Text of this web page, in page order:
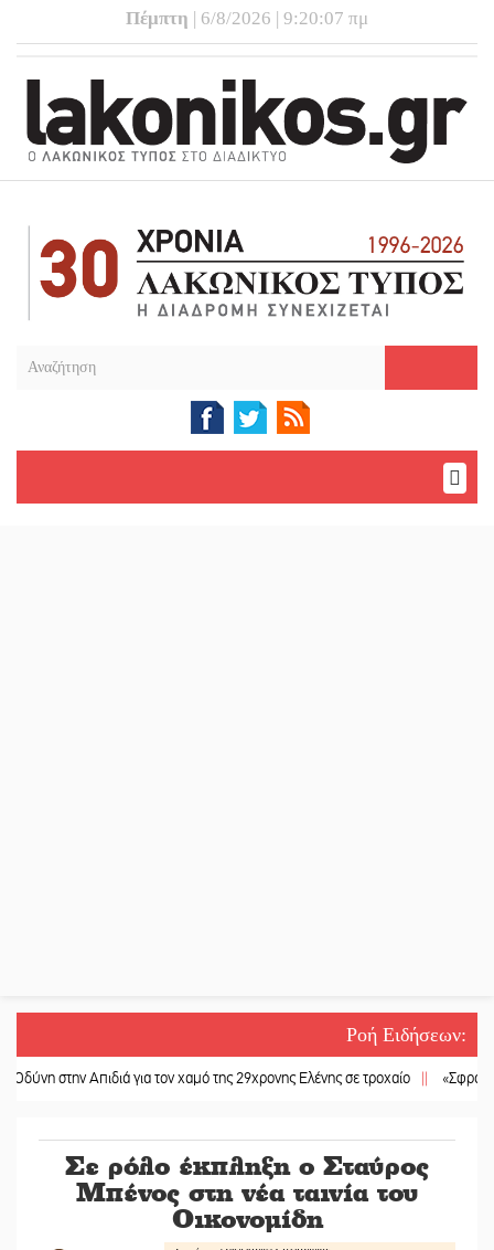
Πέμπτη | 6/8/2026 | 9:20:08 πμ
Ροή Ειδήσεων:
Απιδιά για τον χαμό της 29χρονης Ελένης σε τροχαίο || «Σφραγίδα»
Σε ρόλο έκπληξη ο Σταύρος
Μπένος στη νέα ταινία του
Οικονομίδη